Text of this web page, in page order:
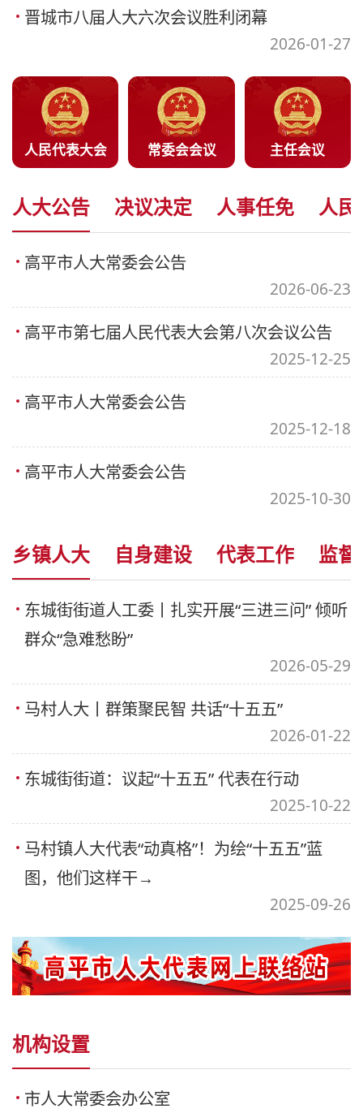
晋城市八届人大六次会议胜利闭幕
2026-01-27
人民代表大会 常委会会议 主任会议
人大公告 决议决定 人事任免 人民
高平市人大常委会公告
2026-06-23
高平市第七届人民代表大会第八次会议公告
2025-12-25
高平市人大常委会公告
2025-12-18
高平市人大常委会公告
2025-10-30
乡镇人大 自身建设 代表工作 监
东城街街道人工委丨扎实开展“三进三问” 倾听
群众“急难愁盼”
2026-05-29
马村人大丨群策聚民智 共话“十五五”
2026-01-22
东城街街道：议起“十五五” 代表在行动
2025-10-22
马村镇人大代表“动真格”！为绘“十五五”蓝
图，他们这样干→
2025-09-26
机构设置
市人大常委会办公室